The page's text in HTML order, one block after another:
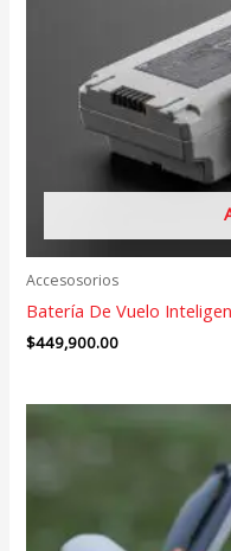
Accesosorios
Batería De Vuelo
$449,900.00